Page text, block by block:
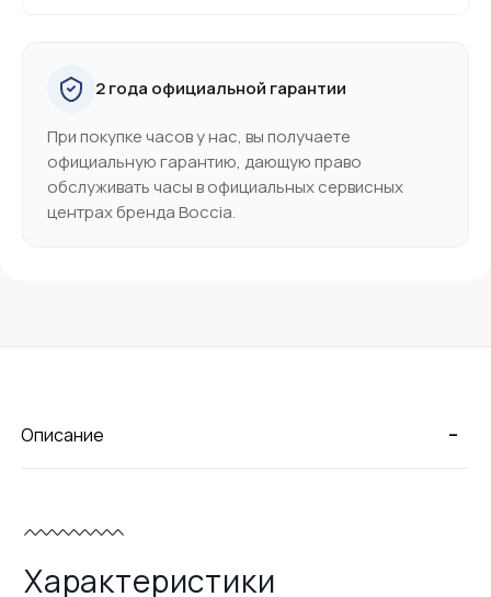
2 года официальной гарантии
При покупке часов у нас, вы получаете
официальную гарантию, дающую право
обслуживать часы в официальных сервисных
центрах бренда Boccia.
-
Описание
Характеристики